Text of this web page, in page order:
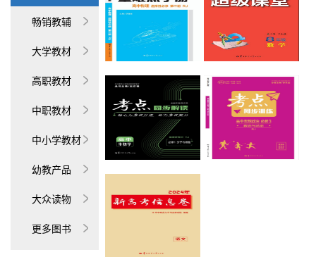
畅销教辅
大学教材
高职教材
中职教材
中小学教材
幼教产品
大众读物
更多图书